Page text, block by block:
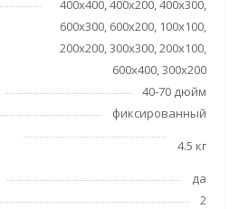
400x400, 400x200, 400x300,
600x300, 600x200, 100x100,
200x200, 300x300, 200x100,
600x400, 300х200
40-70 дюйм
фиксированный
4.5 кг
да
2